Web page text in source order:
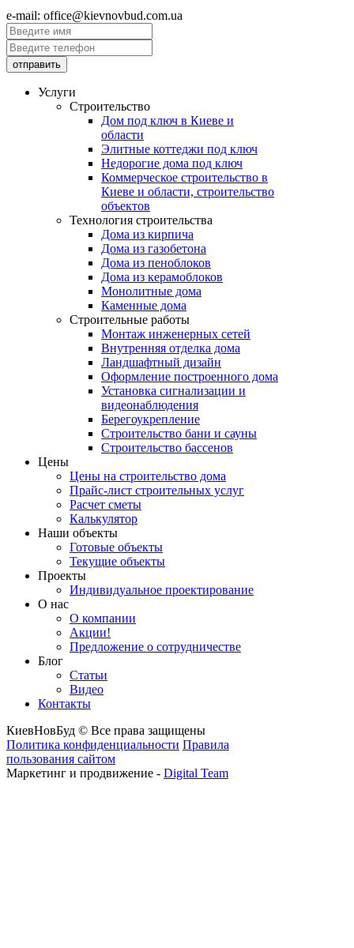
e-mail: office@kievnovbud.com.ua
Услуги
Строительство
Дом под ключ в Киеве и
области
Элитные коттеджи под ключ
Недорогие дома под ключ
Коммерческое строительство в
Киеве и области, строительство
объектов
Технология строительства
Дома из кирпича
Дома из газобетона
Дома из пеноблоков
Дома из керамоблоков
Монолитные дома
Каменные дома
Строительные работы
Монтаж инженерных сетей
Внутренняя отделка дома
Ландшафтный дизайн
Оформление построенного дома
Установка сигнализации и
видеонаблюдения
Берегоукрепление
Строительство бани и сауны
Строительство бассенов
Цены
Цены на строительство дома
Прайс-лист строительных услуг
Расчет сметы
Калькулятор
Наши объекты
Готовые объекты
Текущие объекты
Проекты
Индивидуальное проектирование
О нас
О компании
Акции!
Предложение о сотрудничестве
Блог
Статьи
Видео
Контакты
КиевНовБуд © Все права защищены
Политика конфиденциальности Правила
пользования сайтом
Маркетинг и продвижение - Digital Team